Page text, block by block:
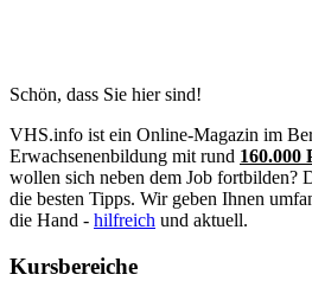
Schön, dass Sie hier sind!
VHS.info ist ein Online-Magazin im
Erwachsenenbildung mit rund 160.000
wollen sich neben dem Job fortbilden?
die besten Tipps. Wir geben Ihnen
die Hand - hilfreich und aktuell.
Kursbereiche